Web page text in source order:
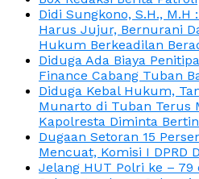
Didi Sungkono, S.H.,
Harus Jujur, Bernurani
Hukum Berkeadilan
Diduga Ada Biaya
Finance Cabang Tuban
Diduga Kebal Hukum,
Munarto di Tuban Terus
Kapolresta Diminta
Dugaan Setoran 15
Mencuat, Komisi I DPRD
Jelang HUT Polri ke –